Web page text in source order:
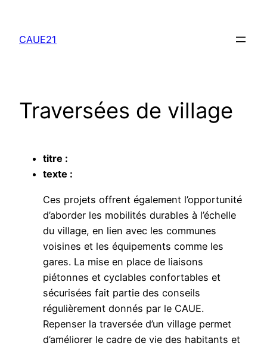
contenu
CAUE21
Traversées de village
titre :
texte :
Ces projets offrent également l’opportunité
d’aborder les mobilités durables à l’échelle
du village, en lien avec les communes
voisines et les équipements comme les
gares. La mise en place de liaisons
piétonnes et cyclables confortables et
sécurisées fait partie des conseils
régulièrement donnés par le CAUE.
Repenser la traversée d’un village permet
d’améliorer le cadre de vie des habitants et